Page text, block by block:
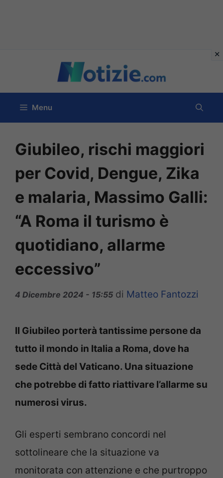
contenuto
Menu
Giubileo, rischi maggiori
per Covid, Dengue, Zika
e malaria, Massimo Galli:
“A Roma il turismo è
quotidiano, allarme
eccessivo”
4 Dicembre 2024 - 15:55 di Matteo Fantozzi
Il Giubileo porterà tantissime persone da
tutto il mondo in Italia a Roma, dove ha
sede Città del Vaticano. Una situazione
che potrebbe di fatto riattivare l’allarme su
numerosi virus.
Gli esperti sembrano concordi nel
sottolineare che la situazione va
monitorata con attenzione e che purtroppo